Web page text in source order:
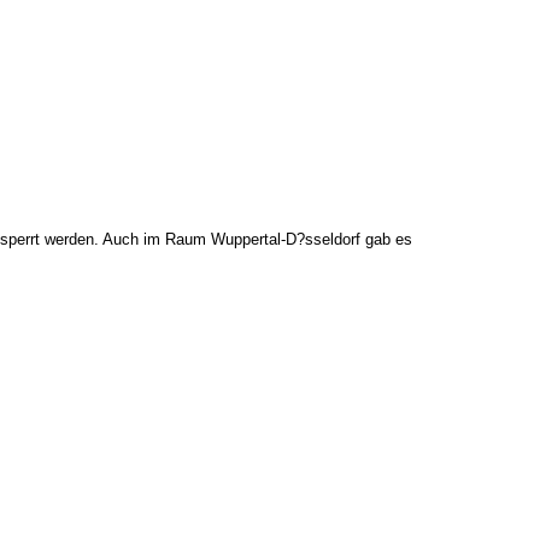
werden. Auch im Raum Wuppertal-D?sseldorf gab es